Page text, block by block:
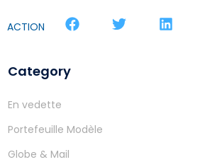
ACTION
Category
En vedette
Portefeuille Modèle
Globe & Mail